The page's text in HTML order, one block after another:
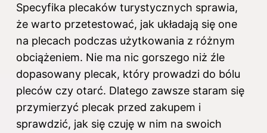
Specyfika plecaków turystycznych sprawia,
że warto przetestować, jak układają się one
na plecach podczas użytkowania z różnym
obciążeniem. Nie ma nic gorszego niż źle
dopasowany plecak, który prowadzi do bólu
pleców czy otarć. Dlatego zawsze staram się
przymierzyć plecak przed zakupem i
sprawdzić, jak się czuję w nim na swoich